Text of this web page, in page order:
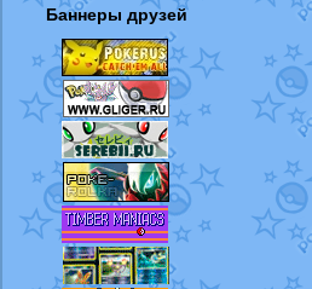
Баннеры друзей